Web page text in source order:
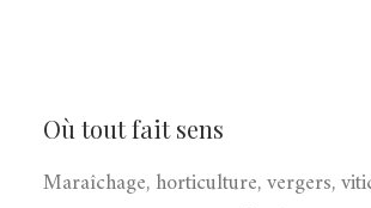
Où tout fait sens
Maraîchage, horticulture, vergers,